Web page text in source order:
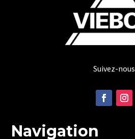
Suivez-nous
Navigation